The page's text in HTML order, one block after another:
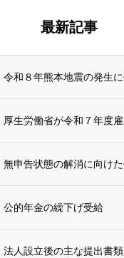
最新記事
公的年金の繰下げ受給
法人設立後の主な提出書類